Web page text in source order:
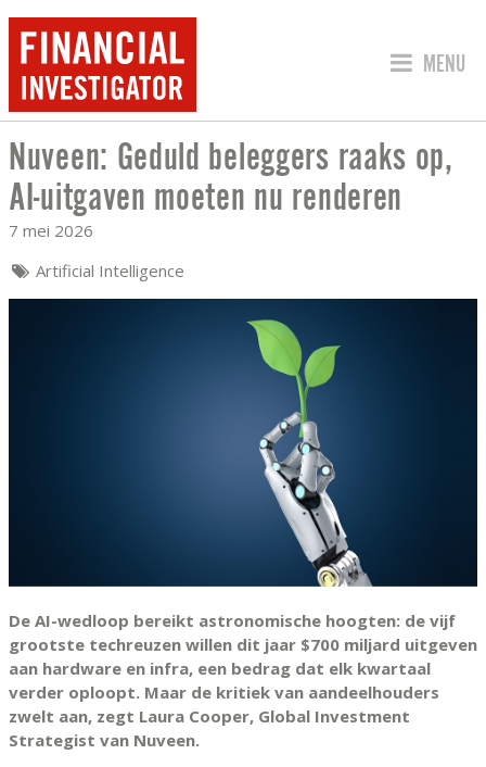
SPRING
MENU
NUVEEN: GEDULD BELEGGERS
Nuveen: Geduld beleggers raaks op,
AI-uitgaven moeten nu renderen
7 mei 2026
Artificial Intelligence
De AI-wedloop bereikt astronomische hoogten: de vijf
grootste techreuzen willen dit jaar $700 miljard uitgeven
aan hardware en infra, een bedrag dat elk kwartaal
verder oploopt. Maar de kritiek van aandeelhouders
zwelt aan, zegt Laura Cooper, Global Investment
Strategist van Nuveen.